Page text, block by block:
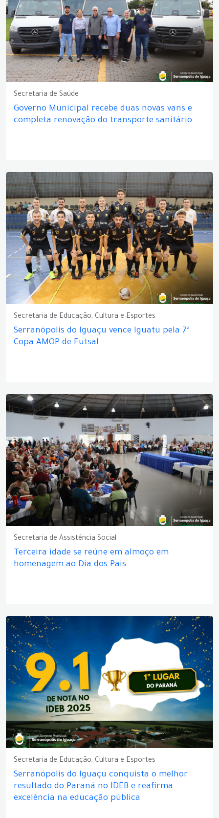
Secretaria de Saúde
Governo Municipal recebe duas novas vans e
completa renovação do transporte sanitário
Secretaria de Educação, Cultura e Esportes
Serranópolis do Iguaçu vence Iguatu pela 7ª
Copa AMOP de Futsal
Secretaria de Assistência Social
Terceira idade se reúne em almoço em
homenagem ao Dia dos Pais
Secretaria de Educação, Cultura e Esportes
Serranópolis do Iguaçu conquista o melhor
resultado do Paraná no IDEB e reafirma
excelência na educação pública